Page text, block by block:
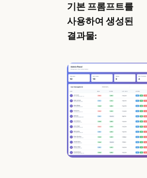
기본 프롬프트를
사용하여 생성된
결과물: